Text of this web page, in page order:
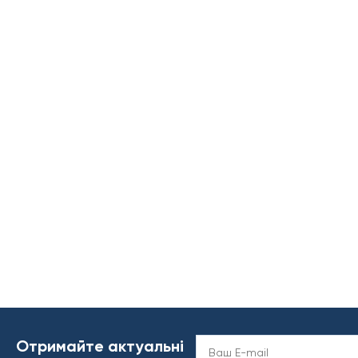
Отримайте актуальні